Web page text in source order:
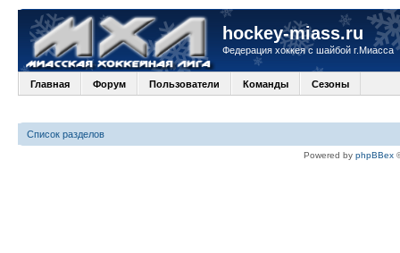
hockey-miass.ru
Федерация хоккея с шайбой г.Миасса
Главная Форум Пользователи Команды Сезоны
Список разделов
Powered by phpBBex